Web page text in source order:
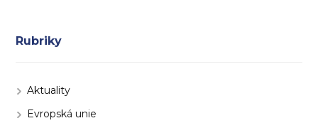
Rubriky
Aktuality
Evropská unie